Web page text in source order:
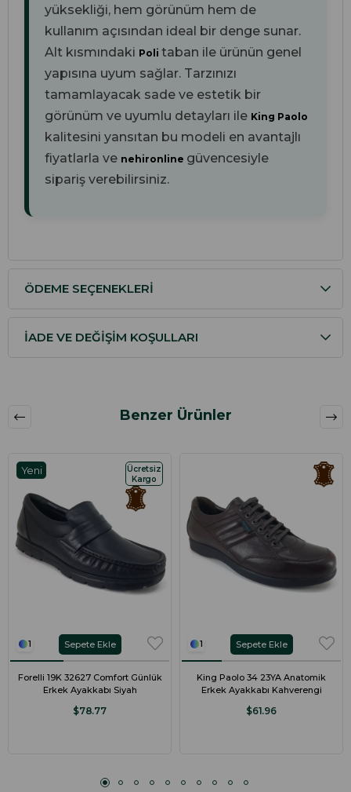
yüksekliği, hem görünüm hem de
kullanım açısından ideal bir denge sunar.
Alt kısmındaki Poli taban ile ürünün genel
yapısına uyum sağlar. Tarzınızı
tamamlayacak sade ve estetik bir
görünüm ve uyumlu detayları ile King Paolo
kalitesini yansıtan bu modeli en avantajlı
fiyatlarla ve nehironline güvencesiyle
sipariş verebilirsiniz.
ÖDEME SEÇENEKLERI
İADE VE DEĞIŞIM KOŞULLARI
Benzer Ürünler
1
Forelli 19K 32627 Comfort Günlük
Erkek Ayakkabı Siyah
$78.77
Yeni
Ücretsiz
Kargo
Sepete Ekle 1
King Paolo 34 23YA Anatomik
Erkek Ayakkabı Kahverengi
$61.96
Sepete Ekle